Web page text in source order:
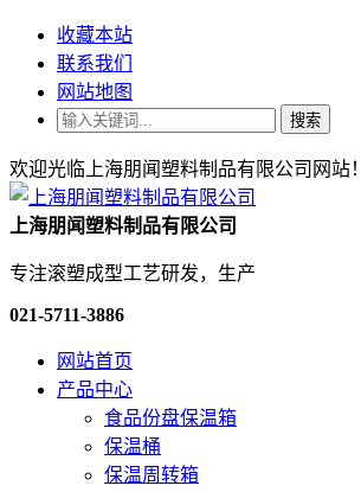
收藏本站
联系我们
网站地图
搜索
欢迎光临上海朋闻塑料制品有限公司网站！
上海朋闻塑料制品有限公司
专注滚塑成型工艺研发，生产
021-5711-3886
网站首页
产品中心
食品份盘保温箱
保温桶
保温周转箱